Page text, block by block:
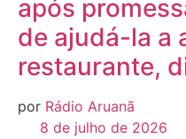
após
de ajudá-la a
restaurante,
por Rádio Aruanã
8 de julho de 2026